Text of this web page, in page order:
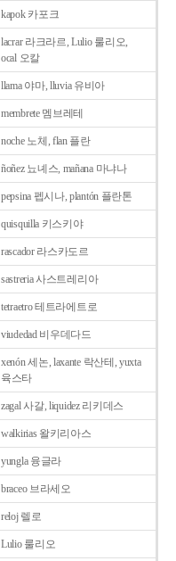
kapok 카포크
lacrar 라크라르, Lulio 룰리오,
ocal 오칼
llama 야마, lluvia 유비아
membrete 멤브레테
noche 노체, flan 플란
ñoñez 뇨녜스, mañana 마냐나
pepsina 펩시나, plantón 플란톤
quisquilla 키스키야
rascador 라스카도르
sastreria 사스트레리아
tetraetro 테트라에트로
viudedad 비우데다드
xenón 세논, laxante 락산테, yuxta
육스타
zagal 사갈, liquidez 리키데스
walkirias 왈키리아스
yungla 융글라
braceo 브라세오
reloj 렐로
Lulio 룰리오